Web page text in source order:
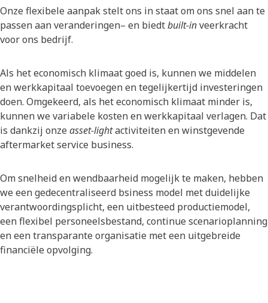
Onze flexibele aanpak stelt ons in staat om ons snel aan te
passen aan veranderingen– en biedtbuilt-inveerkracht
voor ons bedrijf.
Als het economisch klimaat goed is, kunnen we middelen
en werkkapitaal toevoegen en tegelijkertijd investeringen
doen. Omgekeerd, als het economisch klimaat minder is,
kunnen we variabele kosten en werkkapitaal verlagen. Dat
is dankzij onzeasset-lightactiviteiten en winstgevende
aftermarket service business.
Om snelheid en wendbaarheid mogelijk te maken, hebben
we een gedecentraliseerd bsiness model met duidelijke
verantwoordingsplicht, een uitbesteed productiemodel,
een flexibel personeelsbestand, continue scenarioplanning
en een transparante organisatie met een uitgebreide
financiële opvolging.